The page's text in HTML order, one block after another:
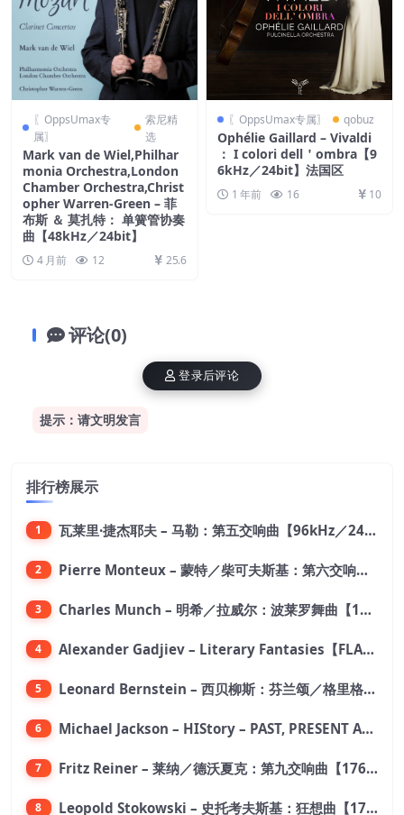
〖OppsUmax专
属〗
索尼精
选
Mark van de Wiel,Philhar
monia Orchestra,London
Chamber Orchestra,Christ
opher Warren-Green – 菲
布斯 ＆ 莫扎特： 单簧管协奏
曲【48kHz／24bit】
4 月前 12 25.6
〖OppsUmax专属〗 qobuz
Ophélie Gaillard – Vivaldi
： I colori dell＇ombra【9
6kHz／24bit】法国区
1 年前 16 10
评论(0)
提示：请文明发言
登录后评论
排行榜展示
1 瓦莱里·捷杰耶夫 – 马勒：第五交响曲【96kHz／24bit】
2 Pierre Monteux – 蒙特／柴可夫斯基：第六交响曲【176.4kHz／24bit】
3 Charles Munch – 明希／拉威尔：波莱罗舞曲【176.4kHz／24bit】
4 Alexander Gadjiev – Literary Fantasies【FLAC 192】
5 Leonard Bernstein – 西贝柳斯：芬兰颂／格里格：培尔·金特组曲【44.1kHz／24bit】
6 Michael Jackson – HIStory – PAST, PRESENT AND FUTURE – BOOK I【96kHz／24bit】
7 Fritz Reiner – 莱纳／德沃夏克：第九交响曲【176.4kHz／24bit】
8 Leopold Stokowski – 史托考夫斯基：狂想曲【176.4kHz／24bit】